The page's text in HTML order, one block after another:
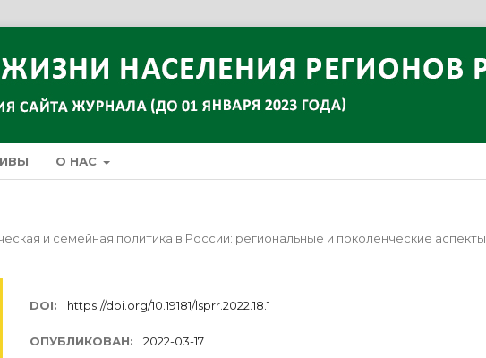
О НАС
и семейная политика в России: региональные и поколенческие аспекты
DOI: https://doi.org/10.19181/lsprr.2022.18.1
ОПУБЛИКОВАН: 2022-03-17